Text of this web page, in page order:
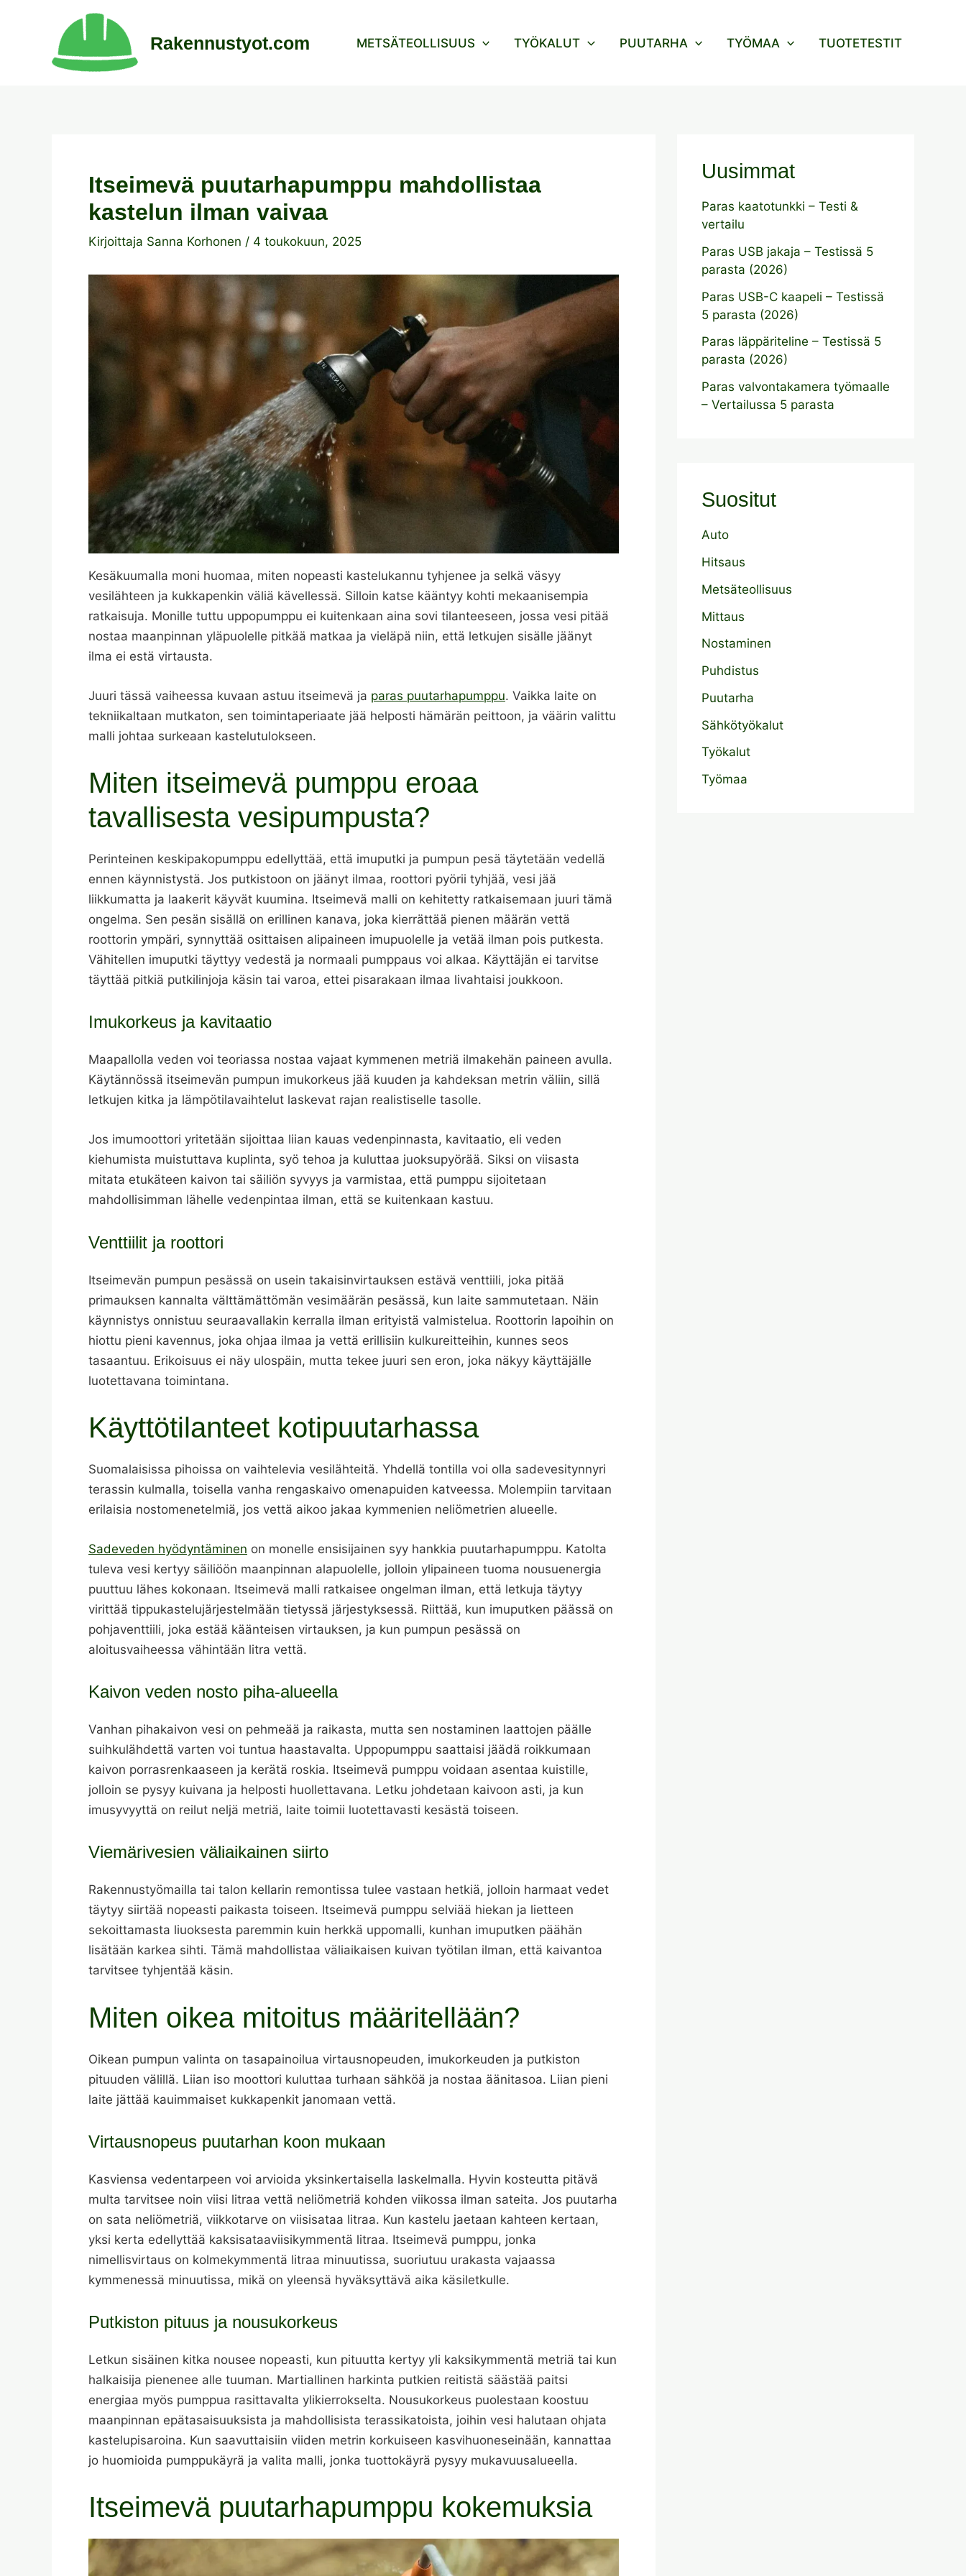
Rakennustyot.com METSÄTEOLLISUUS TYÖKALUT PUUTARHA TYÖMAA TUOTETESTIT
Itseimevä puutarhapumppu mahdollistaa
kastelun ilman vaivaa
Kirjoittaja Sanna Korhonen / 4 toukokuun, 2025
Kesäkuumalla moni huomaa, miten nopeasti kastelukannu tyhjenee ja selkä väsyy
vesilähteen ja kukkapenkin väliä kävellessä. Silloin katse kääntyy kohti mekaanisempia
ratkaisuja. Monille tuttu uppopumppu ei kuitenkaan aina sovi tilanteeseen, jossa vesi pitää
nostaa maanpinnan yläpuolelle pitkää matkaa ja vieläpä niin, että letkujen sisälle jäänyt
ilma ei estä virtausta.
Juuri tässä vaiheessa kuvaan astuu itseimevä ja paras puutarhapumppu. Vaikka laite on
tekniikaltaan mutkaton, sen toimintaperiaate jää helposti hämärän peittoon, ja väärin valittu
malli johtaa surkeaan kastelutulokseen.
Miten itseimevä pumppu eroaa
tavallisesta vesipumpusta?
Perinteinen keskipakopumppu edellyttää, että imuputki ja pumpun pesä täytetään vedellä
ennen käynnistystä. Jos putkistoon on jäänyt ilmaa, roottori pyörii tyhjää, vesi jää
liikkumatta ja laakerit käyvät kuumina. Itseimevä malli on kehitetty ratkaisemaan juuri tämä
ongelma. Sen pesän sisällä on erillinen kanava, joka kierrättää pienen määrän vettä
roottorin ympäri, synnyttää osittaisen alipaineen imupuolelle ja vetää ilman pois putkesta.
Vähitellen imuputki täyttyy vedestä ja normaali pumppaus voi alkaa. Käyttäjän ei tarvitse
täyttää pitkiä putkilinjoja käsin tai varoa, ettei pisarakaan ilmaa livahtaisi joukkoon.
Imukorkeus ja kavitaatio
Maa­pallolla veden voi teoriassa nostaa vajaat kymmenen metriä ilmakehän paineen avulla.
Käytännössä itseimevän pumpun imukorkeus jää kuuden ja kahdeksan metrin väliin, sillä
letkujen kitka ja lämpötilavaihtelut laskevat rajan realistiselle tasolle.
Jos imumoottori yritetään sijoittaa liian kauas vedenpinnasta, kavitaatio, eli veden
kiehumista muistuttava kuplinta, syö tehoa ja kuluttaa juoksupyörää. Siksi on viisasta
mitata etukäteen kaivon tai säiliön syvyys ja varmistaa, että pumppu sijoitetaan
mahdollisimman lähelle vedenpintaa ilman, että se kuitenkaan kastuu.
Venttiilit ja roottori
Itseimevän pumpun pesässä on usein takaisinvirtauksen estävä venttiili, joka pitää
primauksen kannalta välttämättömän vesimäärän pesässä, kun laite sammutetaan. Näin
käynnistys onnistuu seuraavallakin kerralla ilman erityistä valmistelua. Roottorin lapoihin on
hiottu pieni kavennus, joka ohjaa ilmaa ja vettä erillisiin kulkureitteihin, kunnes seos
tasaantuu. Erikoisuus ei näy ulospäin, mutta tekee juuri sen eron, joka näkyy käyttäjälle
luotettavana toimintana.
Käyttötilanteet kotipuutarhassa
Suomalaisissa pihoissa on vaihtelevia vesilähteitä. Yhdellä tontilla voi olla sadevesitynnyri
terassin kulmalla, toisella vanha rengaskaivo omenapuiden katveessa. Molempiin tarvitaan
erilaisia nostomenetelmiä, jos vettä aikoo jakaa kymmenien neliömetrien alueelle.
Sadeveden hyödyntäminen on monelle ensisijainen syy hankkia puutarhapumppu. Katolta
tuleva vesi kertyy säiliöön maanpinnan alapuolelle, jolloin ylipaineen tuoma nousuenergia
puuttuu lähes kokonaan. Itseimevä malli ratkaisee ongelman ilman, että letkuja täytyy
virittää tippukastelujärjestelmään tietyssä järjestyksessä. Riittää, kun imuputken päässä on
pohjaventtiili, joka estää käänteisen virtauksen, ja kun pumpun pesässä on
aloitusvaiheessa vähintään litra vettä.
Kaivon veden nosto piha-alueella
Vanhan pihakaivon vesi on pehmeää ja raikasta, mutta sen nostaminen laattojen päälle
suihkulähdettä varten voi tuntua haastavalta. Uppopumppu saattaisi jäädä roikkumaan
kaivon porrasrenkaaseen ja kerätä roskia. Itseimevä pumppu voidaan asentaa kuistille,
jolloin se pysyy kuivana ja helposti huollettavana. Letku johdetaan kaivoon asti, ja kun
imusyvyyttä on reilut neljä metriä, laite toimii luotettavasti kesästä toiseen.
Viemärivesien väliaikainen siirto
Rakennustyömailla tai talon kellarin remontissa tulee vastaan hetkiä, jolloin harmaat vedet
täytyy siirtää nopeasti paikasta toiseen. Itseimevä pumppu selviää hiekan ja lietteen
sekoittamasta liuoksesta paremmin kuin herkkä uppomalli, kunhan imuputken päähän
lisätään karkea sihti. Tämä mahdollistaa väliaikaisen kuivan työtilan ilman, että kaivantoa
tarvitsee tyhjentää käsin.
Miten oikea mitoitus määritellään?
Oikean pumpun valinta on tasapainoilua virtausnopeuden, imukorkeuden ja putkiston
pituuden välillä. Liian iso moottori kuluttaa turhaan sähköä ja nostaa äänitasoa. Liian pieni
laite jättää kauimmaiset kukkapenkit janomaan vettä.
Virtausnopeus puutarhan koon mukaan
Kasviensa vedentarpeen voi arvioida yksinkertaisella laskelmalla. Hyvin kosteutta pitävä
multa tarvitsee noin viisi litraa vettä neliömetriä kohden viikossa ilman sateita. Jos puutarha
on sata neliömetriä, viikkotarve on viisisataa litraa. Kun kastelu jaetaan kahteen kertaan,
yksi kerta edellyttää kaksisataaviisikymmentä litraa. Itseimevä pumppu, jonka
nimellisvirtaus on kolmekymmentä litraa minuutissa, suoriutuu urakasta vajaassa
kymmenessä minuutissa, mikä on yleensä hyväksyttävä aika käsiletkulle.
Putkiston pituus ja nousukorkeus
Letkun sisäinen kitka nousee nopeasti, kun pituutta kertyy yli kaksikymmentä metriä tai kun
halkaisija pienenee alle tuuman. Martiallinen harkinta putkien reitistä säästää paitsi
energiaa myös pumppua rasittavalta ylikierrokselta. Nousukorkeus puolestaan koostuu
maanpinnan epätasaisuuksista ja mahdollisista terassikatoista, joihin vesi halutaan ohjata
kastelupisaroina. Kun saavuttaisiin viiden metrin korkuiseen kasvihuoneseinään, kannattaa
jo huomioida pumppukäyrä ja valita malli, jonka tuottokäyrä pysyy mukavuusalueella.
Itseimevä puutarhapumppu kokemuksia
Uusimmat
Paras kaatotunkki – Testi &
vertailu
Paras USB jakaja – Testissä 5
parasta (2026)
Paras USB-C kaapeli – Testissä
5 parasta (2026)
Paras läppäriteline – Testissä 5
parasta (2026)
Paras valvontakamera työmaalle
– Vertailussa 5 parasta
Suositut
Auto
Hitsaus
Metsäteollisuus
Mittaus
Nostaminen
Puhdistus
Puutarha
Sähkötyökalut
Työkalut
Työmaa